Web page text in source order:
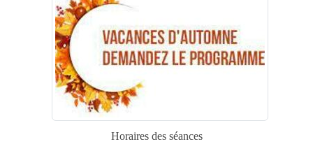
Horaires des séances